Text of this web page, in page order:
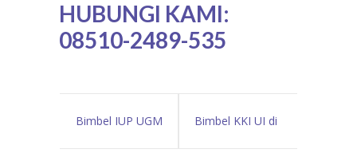
HUBUNGI KAMI:
08510-2489-535
Bimbel IUP UGM Bimbel KKI UI di